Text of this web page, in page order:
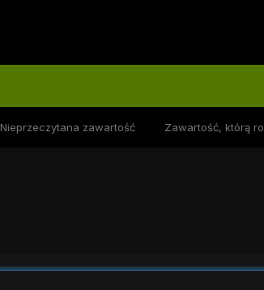
Nieprzeczytana zawartość Zawartość, którą